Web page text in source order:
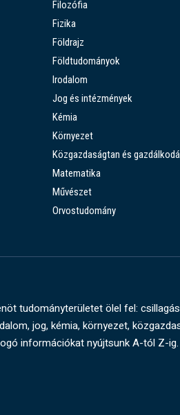
Filozófia
Fizika
Földrajz
Földtudományok
Irodalom
Jog és intézmények
Kémia
Környezet
Közgazdaságtan és
Matematika
Művészet
Orvostudomány
tudományterületet ölel fel:
jog, kémia, környezet,
információkat nyújtsunk A-tól Z-